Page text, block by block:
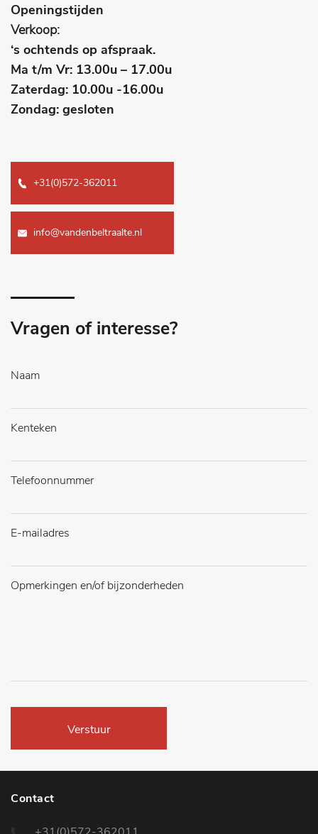
Openingstijden
Verkoop:
‘s ochtends op afspraak.
Ma t/m Vr: 13.00u – 17.00u
Zaterdag: 10.00u -16.00u
Zondag: gesloten
+31(0)572-362011
info@vandenbeltraalte.nl
Vragen of interesse?
Verstuur
Contact